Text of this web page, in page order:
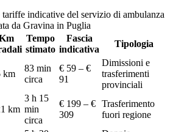
tariffe indicative del servizio di ambulanza
da Gravina in Puglia
Tempo
stimato
Fascia
indicativa
Tipologia
km
83 min
circa
€ 59 – €
91
Dimissioni e
trasferimenti
provinciali
km
3 h 15
min
circa
€ 199 – €
309
Trasferimento
fuori regione